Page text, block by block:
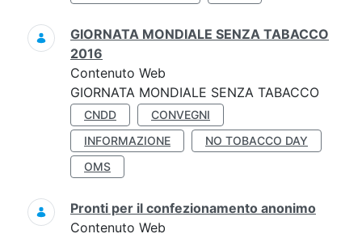
GIORNATA MONDIALE SENZA TABACCO
2016
Contenuto Web
GIORNATA MONDIALE SENZA TABACCO
CNDD
CONVEGNI
INFORMAZIONE
NO TOBACCO DAY
OMS
Pronti per il confezionamento anonimo
Contenuto Web